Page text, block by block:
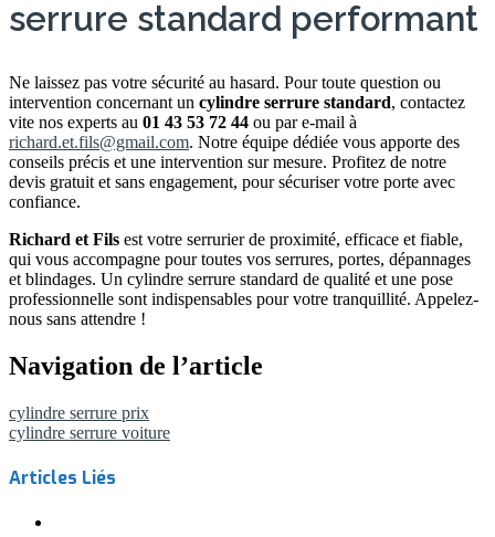
serrure standard performant
Ne laissez pas votre sécurité au hasard. Pour toute question ou
intervention concernant un cylindre serrure standard, contactez
vite nos experts au 01 43 53 72 44 ou par e-mail à
richard.et.fils@gmail.com. Notre équipe dédiée vous apporte des
conseils précis et une intervention sur mesure. Profitez de notre
devis gratuit et sans engagement, pour sécuriser votre porte avec
confiance.
Richard et Fils est votre serrurier de proximité, efficace et fiable,
qui vous accompagne pour toutes vos serrures, portes, dépannages
et blindages. Un cylindre serrure standard de qualité et une pose
professionnelle sont indispensables pour votre tranquillité. Appelez-
nous sans attendre !
Navigation de l’article
cylindre serrure prix
cylindre serrure voiture
Articles Liés